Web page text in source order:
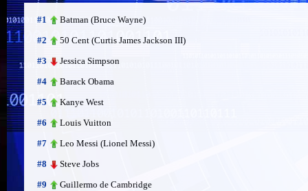
#1 Batman (Bruce Wayne)
#2 50 Cent (Curtis James Jackson III)
#3 Jessica Simpson
#4 Barack Obama
#5 Kanye West
#6 Louis Vuitton
#7 Leo Messi (Lionel Messi)
#8 Steve Jobs
#9 Guillermo de Cambridge